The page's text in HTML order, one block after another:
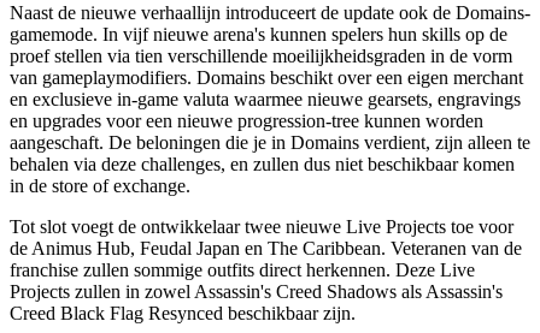
Naast de nieuwe verhaallijn introduceert de update ook de Domains-
gamemode. In vijf nieuwe arena's kunnen spelers hun skills op de
proef stellen via tien verschillende moeilijkheidsgraden in de vorm
van gameplaymodifiers. Domains beschikt over een eigen merchant
en exclusieve in-game valuta waarmee nieuwe gearsets, engravings
en upgrades voor een nieuwe progression-tree kunnen worden
aangeschaft. De beloningen die je in Domains verdient, zijn alleen te
behalen via deze challenges, en zullen dus niet beschikbaar komen
in de store of exchange.
Tot slot voegt de ontwikkelaar twee nieuwe Live Projects toe voor
de Animus Hub, Feudal Japan en The Caribbean. Veteranen van de
franchise zullen sommige outfits direct herkennen. Deze Live
Projects zullen in zowel Assassin's Creed Shadows als Assassin's
Creed Black Flag Resynced beschikbaar zijn.